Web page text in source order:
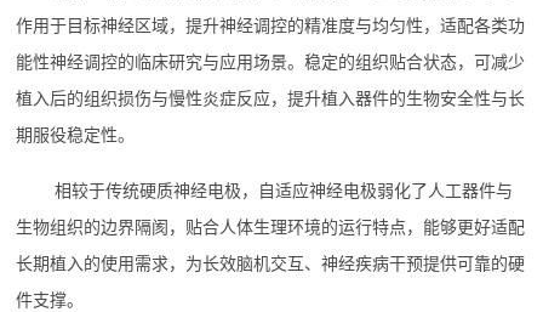
作用于目标神经区域，提升神经调控的精准度与均匀性，适配各类功
能性神经调控的临床研究与应用场景。稳定的组织贴合状态，可减少
植入后的组织损伤与慢性炎症反应，提升植入器件的生物安全性与长
期服役稳定性。
相较于传统硬质神经电极，自适应神经电极弱化了人工器件与
生物组织的边界隔阂，贴合人体生理环境的运行特点，能够更好适配
长期植入的使用需求，为长效脑机交互、神经疾病干预提供可靠的硬
件支撑。